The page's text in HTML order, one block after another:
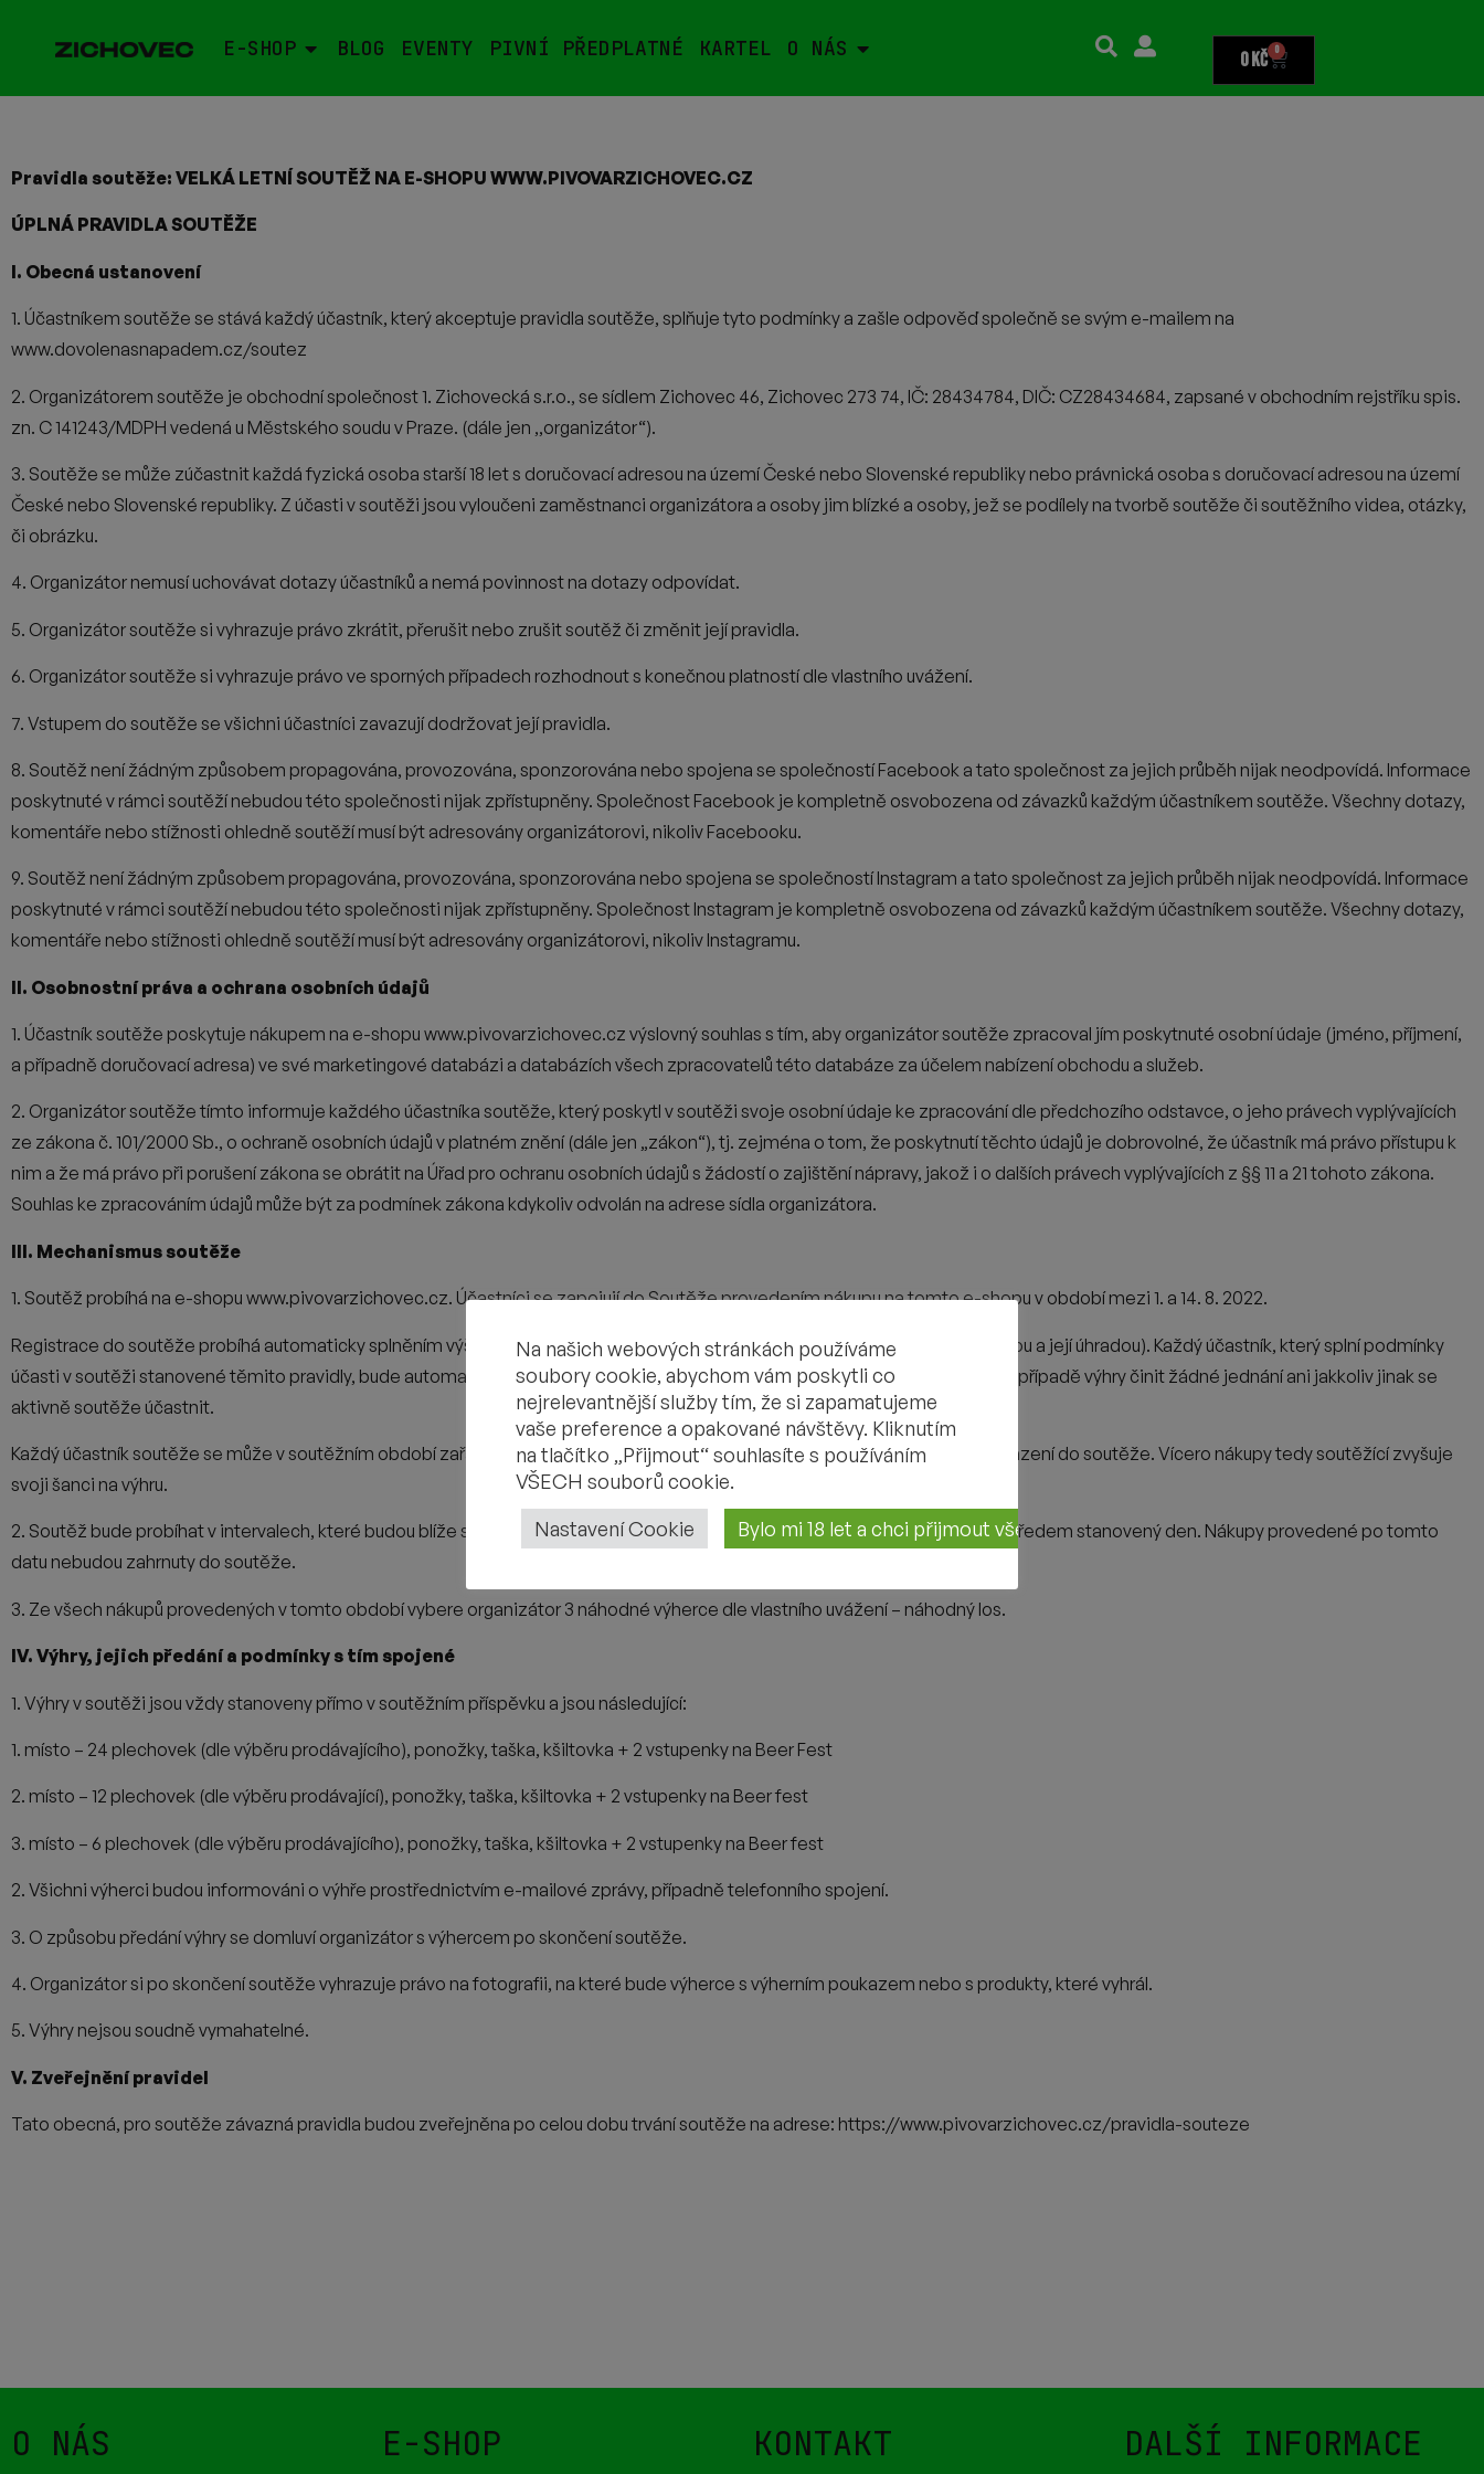
E-SHOP BLOG EVENTY PIVNÍ PŘEDPLATNÉ KARTEL O NÁS 0Kč 0
Pravidla soutěže: VELKÁ LETNÍ SOUTĚŽ NA E-SHOPU WWW.PIVOVARZICHOVEC.CZ
ÚPLNÁ PRAVIDLA SOUTĚŽE
I. Obecná ustanovení
1. Účastníkem soutěže se stává každý účastník, který akceptuje pravidla soutěže, splňuje tyto podmínky a zašle odpověď společně se svým e-mailem na
www.dovolenasnapadem.cz/soutez
2. Organizátorem soutěže je obchodní společnost 1. Zichovecká s.r.o., se sídlem Zichovec 46, Zichovec 273 74, IČ: 28434784, DIČ: CZ28434684, zapsané v obchodním rejstříku spis.
zn. C 141243/MDPH vedená u Městského soudu v Praze. (dále jen ,,organizátor“).
3. Soutěže se může zúčastnit každá fyzická osoba starší 18 let s doručovací adresou na územíČeské nebo Slovenské republiky nebo právnická osoba s doručovací adresou na území
České nebo Slovenské republiky. Z účasti v soutěži jsou vyloučeni zaměstnanci organizátora a osoby jim blízké a osoby, jež se podílely na tvorbě soutěže či soutěžního videa, otázky,
či obrázku.
4. Organizátor nemusí uchovávat dotazy účastníků a nemá povinnost na dotazy odpovídat.
5. Organizátor soutěže si vyhrazuje právo zkrátit, přerušit nebo zrušit soutěž či změnit jejípravidla.
6. Organizátor soutěže si vyhrazuje právo ve sporných případech rozhodnout s konečnou platností dle vlastního uvážení.
7. Vstupem do soutěže se všichni účastníci zavazují dodržovat její pravidla.
8. Soutěž není žádným způsobem propagována, provozována, sponzorována nebo spojena se společností Facebook a tato společnost za jejich průběh nijak neodpovídá. Informace
poskytnuté v rámci soutěží nebudou této společnosti nijak zpřístupněny. Společnost Facebook je kompletně osvobozena od závazků každým účastníkem soutěže. Všechny dotazy,
komentáře nebo stížnosti ohledně soutěží musí být adresovány organizátorovi, nikoliv Facebooku.
9. Soutěž není žádným způsobem propagována, provozována, sponzorována nebo spojena se společností Instagram a tato společnost za jejich průběh nijak neodpovídá. Informace
poskytnuté v rámci soutěží nebudou této společnosti nijak zpřístupněny. Společnost Instagram je kompletně osvobozena od závazků každým účastníkem soutěže. Všechny dotazy,
komentáře nebo stížnosti ohledně soutěží musí být adresovány organizátorovi, nikoliv Instagramu.
II. Osobnostní práva a ochrana osobních údajů
1. Účastník soutěže poskytuje nákupem na e-shopu www.pivovarzichovec.cz výslovný souhlas s tím, aby organizátor soutěže zpracoval jím poskytnuté osobní údaje (jméno, příjmení,
a případně doručovací adresa) ve své marketingové databázi a databázích všech zpracovatelů této databáze za účelem nabízení obchodu a služeb.
2. Organizátor soutěže tímto informuje každého účastníka soutěže, který poskytl v soutěži svoje osobní údaje ke zpracování dle předchozího odstavce, o jeho právech vyplývajících
ze zákona č. 101/2000 Sb., o ochraně osobních údajů v platném znění (dále jen „zákon“), tj. zejména o tom, že poskytnutí těchto údajů je dobrovolné, že účastník má právo přístupu k
nim a že má právo při porušení zákona se obrátit na Úřad pro ochranu osobních údajů s žádostí o zajištění nápravy, jakož i o dalších právech vyplývajících z §§ 11 a 21 tohoto zákona.
Souhlas ke zpracováním údajů může být za podmínek zákona kdykoliv odvolán na adrese sídla organizátora.
III. Mechanismus soutěže
1. Soutěž probíhá na e-shopu www.pivovarzichovec.cz. Účastníci se zapojují doSoutěže provedením nákupu na tomto e-shopu v období mezi 1. a 14. 8. 2022.
Registrace do soutěže probíhá automaticky splněním výše uvedených podmínek pro účast v soutěži (tj. závaznou objednávkou a její úhradou). Každý účastník, který splní podmínky
účasti v soutěži stanovené těmito pravidly, bude automaticky zařazen do slosování o výhry v soutěži; není nicméně povinen v případě výhry činit žádné jednání ani jakkoliv jinak se
aktivně soutěže účastnit.
Každý účastník soutěže se může v soutěžním období zařadit do slosování opakovaně. 1 uskutečněný a uhrazený nákup = 1 zařazení do soutěže. Vícero nákupy tedy soutěžící zvyšuje
svoji šanci na výhru.
2. Soutěž bude probíhat v intervalech, které budou blíže specifikovány v soutěžnímpříspěvku. Soutěž bude ukončena vždy v předem stanovený den. Nákupy provedené po tomto
datu nebudou zahrnuty do soutěže.
3. Ze všech nákupů provedených v tomto obdobívybere organizátor 3 náhodné výherce dle vlastního uvážení – náhodný los.
IV. Výhry, jejich předání a podmínky s tím spojené
1. Výhry v soutěži jsou vždy stanoveny přímo v soutěžním příspěvku a jsou následující:
1. místo – 24 plechovek (dle výběru prodávajícího), ponožky, taška, kšiltovka + 2 vstupenky na Beer Fest
2. místo – 12 plechovek (dle výběru prodávající), ponožky, taška, kšiltovka + 2 vstupenky na Beer fest
3. místo – 6 plechovek (dle výběru prodávajícího), ponožky, taška, kšiltovka + 2 vstupenky na Beer fest
2. Všichni výherci budou informováni o výhře prostřednictvím e-mailové zprávy, případně telefonního spojení.
3. O způsobu předání výhry se domluví organizátor s výhercem po skončení soutěže.
4. Organizátor si po skončení soutěže vyhrazuje právo na fotografii, na které bude výherce s výherním poukazem nebo s produkty, které vyhrál.
5. Výhry nejsou soudně vymahatelné.
V. Zveřejnění pravidel
Tato obecná, pro soutěže závazná pravidla budou zveřejněna po celou dobu trvání soutěže na adrese: https://www.pivovarzichovec.cz/pravidla-souteze
O NÁS E-SHOP KONTAKT DALŠÍ INFORMACE
Na našich webových stránkách používáme
soubory cookie, abychom vám poskytli co
nejrelevantnější služby tím, že si zapamatujeme
vaše preference a opakované návštěvy. Kliknutím
na tlačítko „Přijmout“ souhlasíte s používáním
VŠECH souborů cookie.
Nastavení Cookie
Bylo mi 18 let a chci přijmout všechny cookies